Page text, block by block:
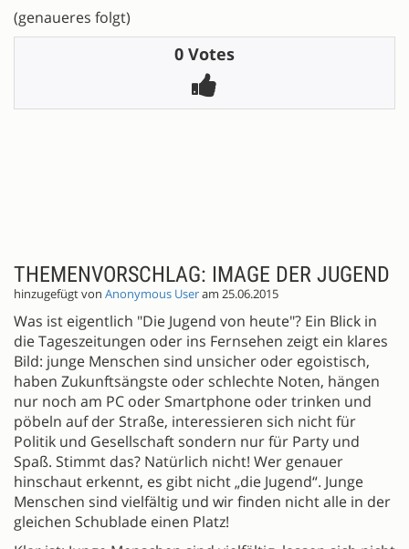
(genaueres folgt)
0 Votes
THEMENVORSCHLAG: IMAGE DER JUGEND
hinzugefügt von Anonymous Useram 25.06.2015
Was ist eigentlich "Die Jugend von heute"? Ein Blick in
die Tageszeitungen oder ins Fernsehen zeigt ein klares
Bild: junge Menschen sind unsicher oder egoistisch,
haben Zukunftsängste oder schlechte Noten, hängen
nur noch am PC oder Smartphone oder trinken und
pöbeln auf der Straße, interessieren sich nicht für
Politik und Gesellschaft sondern nur für Party und
Spaß. Stimmt das? Natürlich nicht! Wer genauer
hinschaut erkennt, es gibt nicht „die Jugend“. Junge
Menschen sind vielfältig und wir finden nicht alle in der
gleichen Schublade einen Platz!